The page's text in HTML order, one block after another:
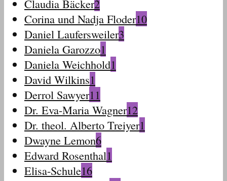
Claudia Bäcker2
Corina und Nadja Floder10
Daniel Laufersweiler3
Daniela Garozzo1
Daniela Weichhold1
David Wilkins1
Derrol Sawyer11
Dr. Eva-Maria Wagner12
Dr. theol. Alberto Treiyer1
Dwayne Lemon6
Edward Rosenthal1
Elisa-Schule16